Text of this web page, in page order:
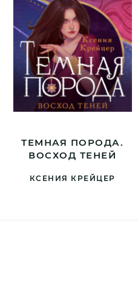
ТЕМНАЯ ПОРОДА.
ВОСХОД ТЕНЕЙ
КСЕНИЯ КРЕЙЦЕР